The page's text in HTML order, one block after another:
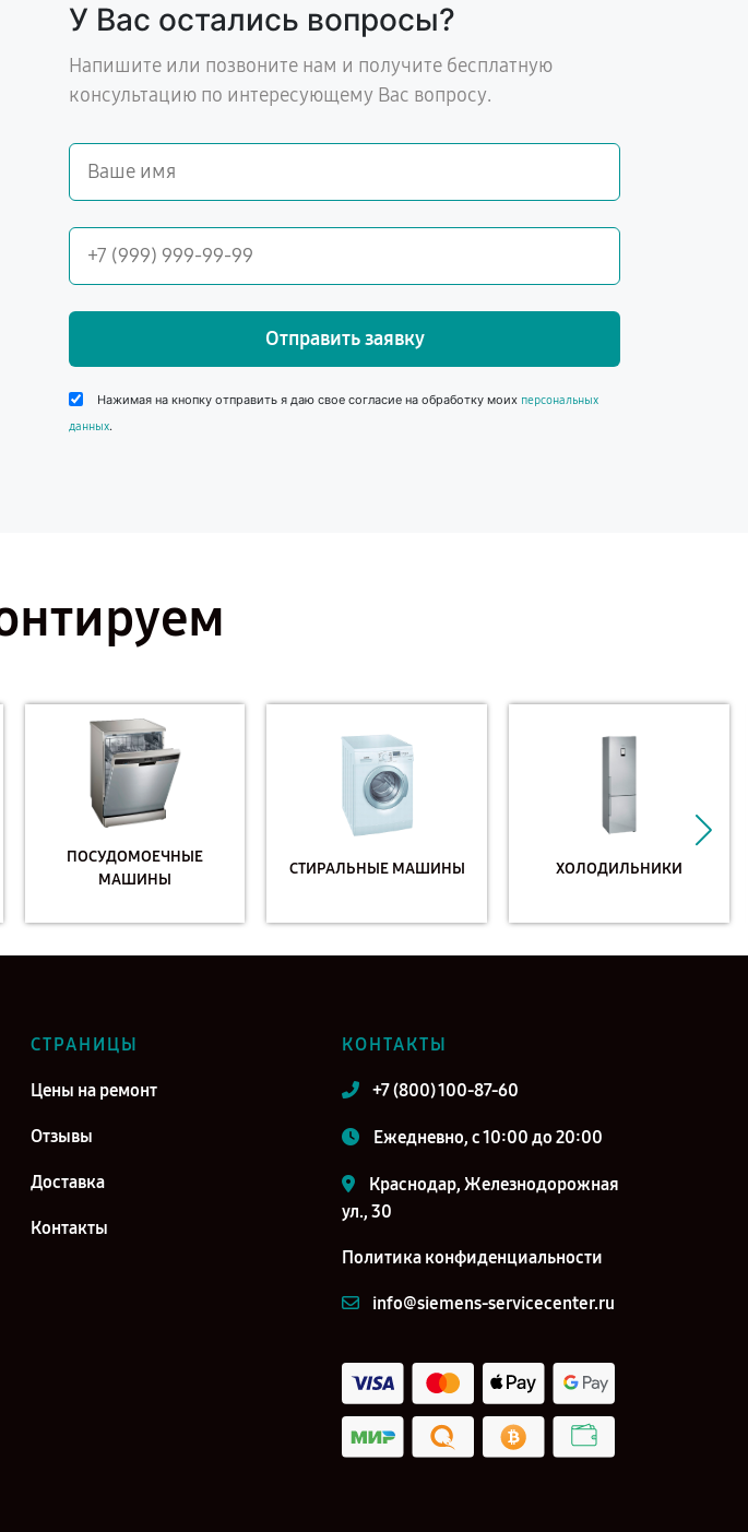
У Вас остались вопросы?
Напишите или позвоните нам и получите бесплатную
консультацию по интересующему Вас вопросу.
Отправить заявку
Нажимая на кнопку отправить я даю свое согласие на обработку моих персональных
данных.
ПОСУДОМОЕЧНЫЕ
МАШИНЫ
СТИРАЛЬНЫЕ МАШИНЫ ХОЛОДИЛЬНИКИ
СТРАНИЦЫ
Цены на ремонт
Отзывы
Доставка
Контакты
КОНТАКТЫ
+7 (800) 100-87-60
Ежедневно, с 10:00 до 20:00
Краснодар, Железнодорожная
ул., 30
Политика конфиденциальности
info@siemens-servicecenter.ru